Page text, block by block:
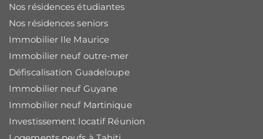
Nos résidences étudiantes
Nos résidences seniors
Immobilier Ile Maurice
Immobilier neuf outre-mer
Défiscalisation Guadeloupe
Immobilier neuf Guyane
Immobilier neuf Martinique
Investissement locatif Réunion